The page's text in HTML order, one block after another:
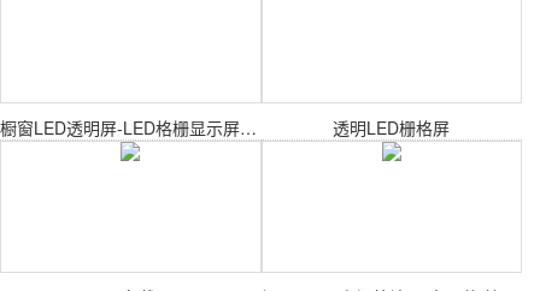
橱窗LED透明屏-LED格栅显示屏-冰屏 透明LED栅格屏